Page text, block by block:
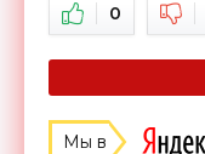
0
Мы в